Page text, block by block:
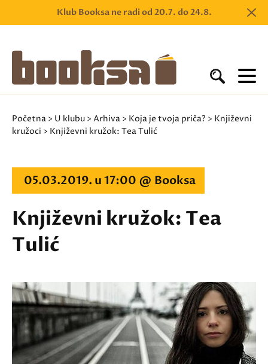
Klub Booksa ne radi od 20.7. do 24.8.
Početna > U klubu > Arhiva > Koja je tvoja priča? > Književni
kružoci > Književni kružok: Tea Tulić
05.03.2019. u 17:00 @ Booksa
Književni kružok: Tea
Tulić